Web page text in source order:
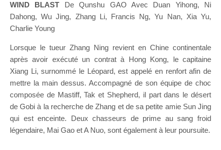
WIND BLAST De Qunshu GAO Avec Duan Yihong, Ni
Dahong, Wu Jing, Zhang Li, Francis Ng, Yu Nan, Xia Yu,
Charlie Young
Lorsque le tueur Zhang Ning revient en Chine continentale
après avoir exécuté un contrat à Hong Kong, le capitaine
Xiang Li, surnommé le Léopard, est appelé en renfort afin de
mettre la main dessus. Accompagné de son équipe de choc
composée de Mastiff, Tak et Shepherd, il part dans le désert
de Gobi à la recherche de Zhang et de sa petite amie Sun Jing
qui est enceinte. Deux chasseurs de prime au sang froid
légendaire, Mai Gao et A Nuo, sont également à leur poursuite.